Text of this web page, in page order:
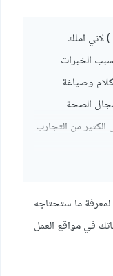
لاني املك
الخبرات
وصياغة
الصحة
الكثير من التجارب
لمعرفة ما ستحتاجه
في مواقع العمل